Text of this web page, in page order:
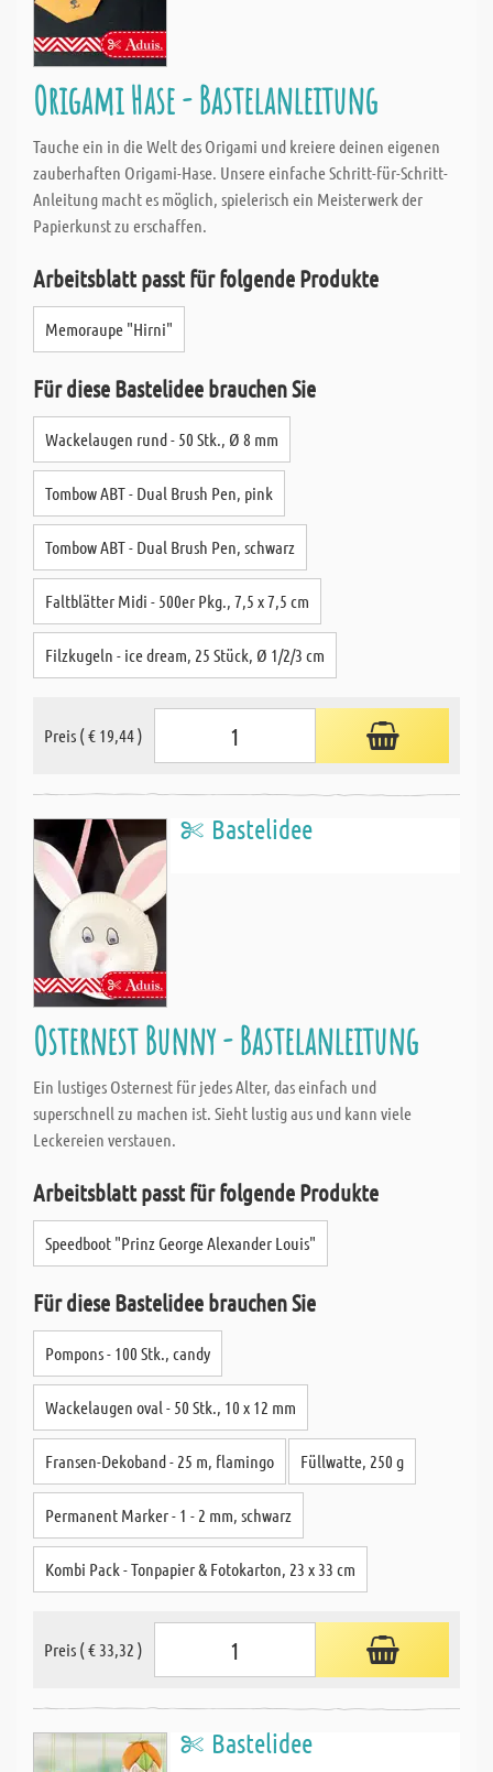
Origami Hase - Bastelanleitung
Tauche ein in die Welt des Origami und kreiere deinen eigenen
zauberhaften Origami-Hase. Unsere einfache Schritt-für-Schritt-
Anleitung macht es möglich, spielerisch ein Meisterwerk der
Papierkunst zu erschaffen.
Arbeitsblatt passt für folgende Produkte
Memoraupe "Hirni"
Für diese Bastelidee brauchen Sie
Wackelaugen rund - 50 Stk., Ø 8 mm
Tombow ABT - Dual Brush Pen, pink
Tombow ABT - Dual Brush Pen, schwarz
Faltblätter Midi - 500er Pkg., 7,5 x 7,5 cm
Filzkugeln - ice dream, 25 Stück, Ø 1/2/3 cm
Preis ( € 19,44 )
Bastelidee
Osternest Bunny - Bastelanleitung
Ein lustiges Osternest für jedes Alter, das einfach und
superschnell zu machen ist. Sieht lustig aus und kann viele
Leckereien verstauen.
Arbeitsblatt passt für folgende Produkte
Speedboot "Prinz George Alexander Louis"
Für diese Bastelidee brauchen Sie
Pompons - 100 Stk., candy
Wackelaugen oval - 50 Stk., 10 x 12 mm
Fransen-Dekoband - 25 m, flamingo Füllwatte, 250 g
Permanent Marker - 1 - 2 mm, schwarz
Kombi Pack - Tonpapier & Fotokarton, 23 x 33 cm
Preis ( € 33,32 )
Bastelidee